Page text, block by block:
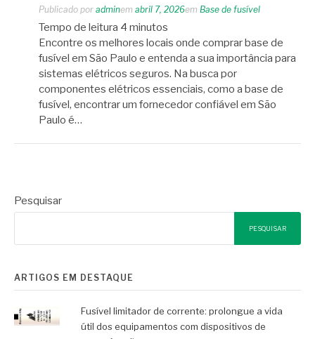
Publicado por adminem abril 7, 2026em Base de fusível
Tempo de leitura 4 minutos
Encontre os melhores locais onde comprar base de
fusível em São Paulo e entenda a sua importância para
sistemas elétricos seguros. Na busca por
componentes elétricos essenciais, como a base de
fusível, encontrar um fornecedor confiável em São
Paulo é…
Pesquisar
PESQUISAR
ARTIGOS EM DESTAQUE
Fusível limitador de corrente: prolongue a vida
útil dos equipamentos com dispositivos de